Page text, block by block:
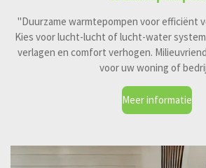
"Duurzame warmtepompen voor efficiënt
Kies voor lucht-lucht of lucht-water
verlagen en comfort verhogen.
voor uw woning of
Meer informatie